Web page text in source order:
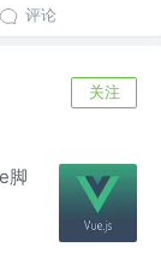
评论
关注
脚